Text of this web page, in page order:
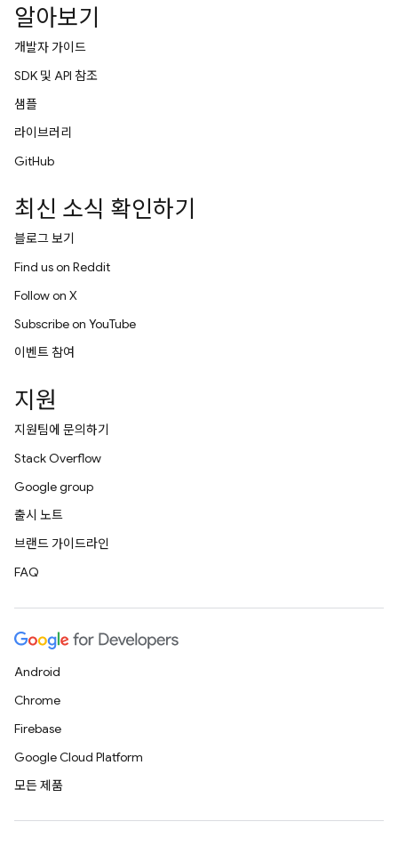
알아보기
개발자 가이드
SDK 및 API 참조
샘플
라이브러리
GitHub
최신 소식 확인하기
블로그 보기
Find us on Reddit
Follow on X
Subscribe on YouTube
이벤트 참여
지원
지원팀에 문의하기
Stack Overflow
Google group
출시 노트
브랜드 가이드라인
FAQ
Android
Chrome
Firebase
Google Cloud Platform
모든 제품